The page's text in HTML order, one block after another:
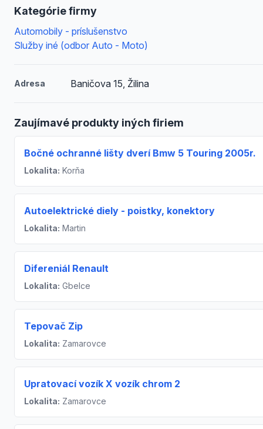
Kategórie firmy
Automobily - príslušenstvo
Služby iné (odbor Auto - Moto)
Adresa Baničova 15, Žilina
Zaujímavé produkty iných firiem
Bočné ochranné lišty dverí Bmw 5 Touring 2005r.
Lokalita: Korňa
Autoelektrické diely - poistky, konektory
Lokalita: Martin
Difereniál Renault
Lokalita: Gbelce
Tepovač Zip
Lokalita: Zamarovce
Upratovací vozík X vozík chrom 2
Lokalita: Zamarovce